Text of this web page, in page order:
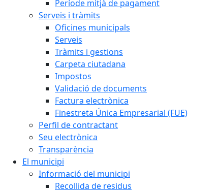
Període mitjà de pagament
Serveis i tràmits
Oficines municipals
Serveis
Tràmits i gestions
Carpeta ciutadana
Impostos
Validació de documents
Factura electrònica
Finestreta Única Empresarial (FUE)
Perfil de contractant
Seu electrònica
Transparència
El municipi
Informació del municipi
Recollida de residus